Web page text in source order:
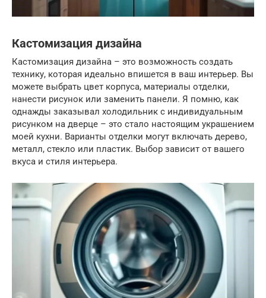
Кастомизация дизайна
Кастомизация дизайна – это возможность создать
технику, которая идеально впишется в ваш интерьер. Вы
можете выбрать цвет корпуса, материалы отделки,
нанести рисунок или заменить панели. Я помню, как
однажды заказывал холодильник с индивидуальным
рисунком на дверце – это стало настоящим украшением
моей кухни. Варианты отделки могут включать дерево,
металл, стекло или пластик. Выбор зависит от вашего
вкуса и стиля интерьера.